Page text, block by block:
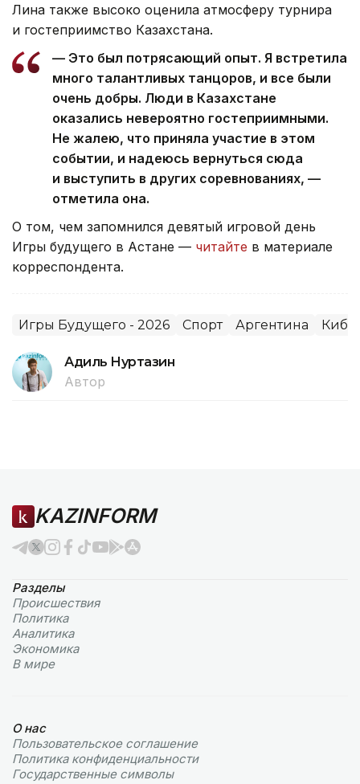
Лина также высоко оценила атмосферу турнира
и гостеприимство Казахстана.
— Это был потрясающий опыт. Я встретила
много талантливых танцоров, и все были
очень добры. Люди в Казахстане
оказались невероятно гостеприимными.
Не жалею, что приняла участие в этом
событии, и надеюсь вернуться сюда
и выступить в других соревнованиях, —
отметила она.
О том, чем запомнился девятый игровой день
Игры будущего в Астане — читайте в материале
корреспондента.
Игры Будущего - 2026 Спорт Аргентина
Адиль Нуртазин
Автор
KAZINFORM
Разделы
Происшествия
Политика
Аналитика
Экономика
В мире
О нас
Пользовательское соглашение
Политика конфиденциальности
Государственные символы